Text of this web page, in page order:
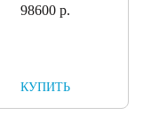
98600 р.
КУПИТЬ